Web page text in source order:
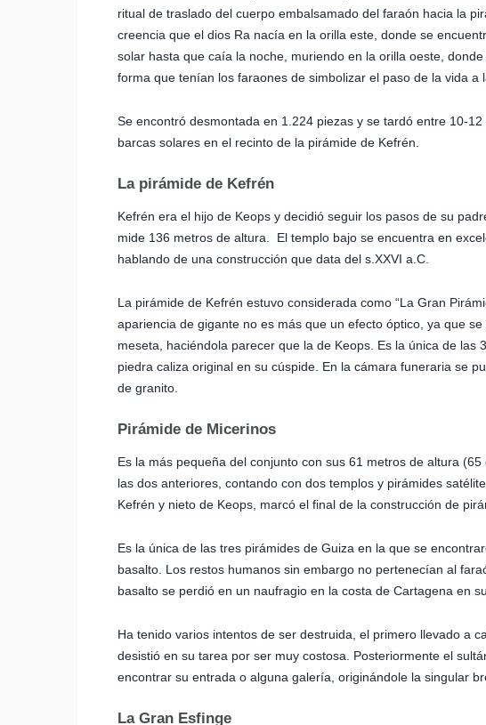
ritual de traslado del cuerpo embalsamado del faraón hacia la
creencia que el dios Ra nacía en la orilla este, donde se
solar hasta que caía la noche, muriendo en la orilla oeste,
forma que tenían los faraones de simbolizar el paso de la vida a
Se encontró desmontada en 1.224 piezas y se tardó entre 10-
barcas solares en el recinto de la pirámide de Kefrén.
La pirámide de Kefrén
Kefrén era el hijo de Keops y decidió seguir los pasos de su
mide 136 metros de altura. El templo bajo se encuentra en
hablando de una construcción que data del s.XXVI a.C.
La pirámide de Kefrén estuvo considerada como “La Gran
apariencia de gigante no es más que un efecto óptico, ya que
meseta, haciéndola parecer que la de Keops. Es la única de
piedra caliza original en su cúspide. En la cámara funeraria se
de granito.
Pirámide de Micerinos
Es la más pequeña del conjunto con sus 61 metros de altura
las dos anteriores, contando con dos templos y pirámides
Kefrén y nieto de Keops, marcó el final de la construcción de
Es la única de las tres pirámides de Guiza en la que se
basalto. Los restos humanos sin embargo no pertenecían al
basalto se perdió en un naufragio en la costa de Cartagena en
Ha tenido varios intentos de ser destruida, el primero llevado a
desistió en su tarea por ser muy costosa. Posteriormente el
encontrar su entrada o alguna galería, originándole la singular
La Gran Esfinge